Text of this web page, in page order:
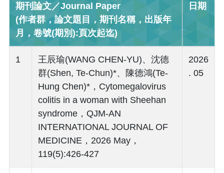
期刊論文／Journal Paper
(作者群，論文題目，期刊名稱，出版年
月，卷號(期別):頁次起迄)
日期
1
王辰瑜(WANG CHEN-YU)、沈德
群(Shen, Te-Chun)*、陳德鴻(Te-
Hung Chen)*，Cytomegalovirus
colitis in a woman with Sheehan
syndrome，QJM-AN
INTERNATIONAL JOURNAL OF
MEDICINE，2026 May，
119(5):426-427
2026
. 05